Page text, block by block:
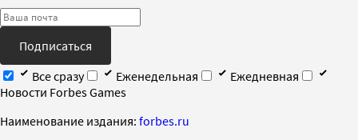
Подписаться
Все сразу
Еженедельная
Ежедневная
Новости Forbes Games
Наименование издания: forbes.ru